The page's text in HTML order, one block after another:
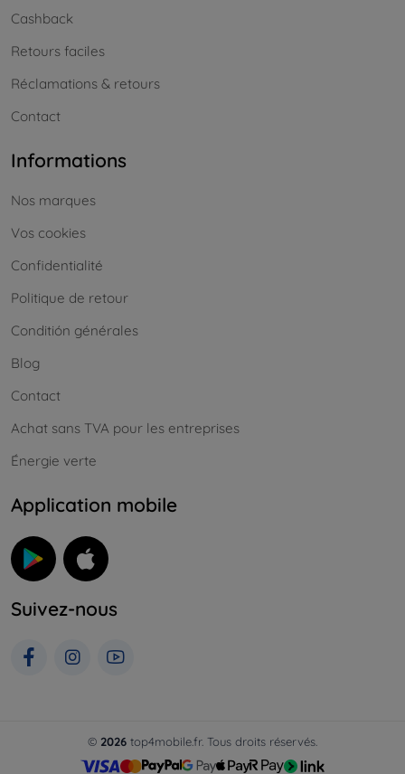
Cashback
Retours faciles
Réclamations & retours
Contact
Informations
Nos marques
Vos cookies
Confidentialité
Politique de retour
Conditión générales
Blog
Contact
Achat sans TVA pour les entreprises
Énergie verte
Application mobile
Suivez-nous
© 2026 top4mobile.fr. Tous droits réservés.